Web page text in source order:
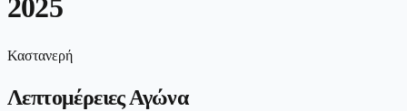
2025
Καστανερή
Λεπτομέρειες Αγώνα